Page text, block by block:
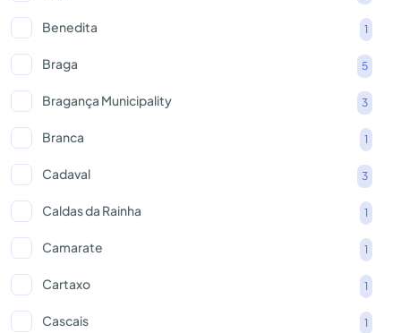
Benedita 1
Braga 5
Bragança Municipality 3
Branca 1
Cadaval 3
Caldas da Rainha 1
Camarate 1
Cartaxo 1
Cascais 1